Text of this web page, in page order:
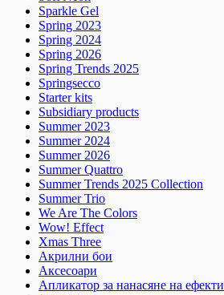
Sparkle Gel
Spring 2023
Spring 2024
Spring 2026
Spring Trends 2025
Springsecco
Starter kits
Subsidiary products
Summer 2023
Summer 2024
Summer 2026
Summer Quattro
Summer Trends 2025 Collection
Summer Trio
We Are The Colors
Wow! Effect
Xmas Three
Акрилни бои
Аксесоари
Апликатор за нанасяне на ефекти